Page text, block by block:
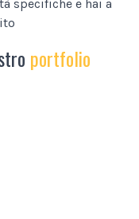
specifiche e hai a
portfolio